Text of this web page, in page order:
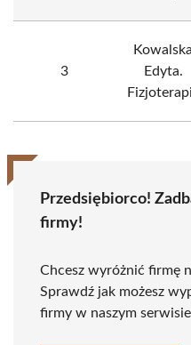
3
Kowalska
Edyta.
Przedsiębiorco!
firmy!
Chcesz wyróżnić firmę
Sprawdź jak możesz
firmy w naszym